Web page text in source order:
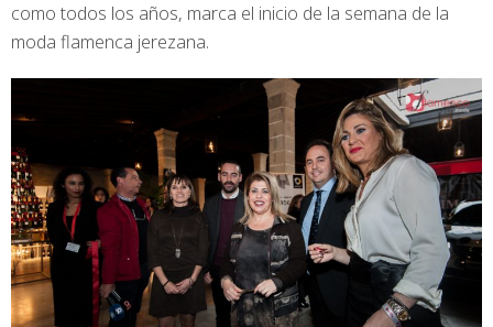
como todos los años, marca el inicio de la semana de la
moda flamenca jerezana.